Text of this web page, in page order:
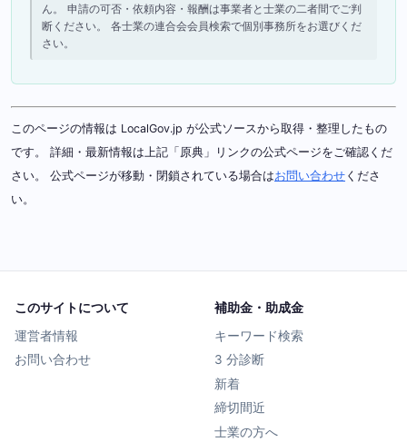
ん。 申請の可否・依頼内容・報酬は事業者と士業の二者間でご判
断ください。 各士業の連合会会員検索で個別事務所をお選びくだ
さい。
このページの情報は LocalGov.jp が公式ソースから取得・整理したもの
です。 詳細・最新情報は上記「原典」リンクの公式ページをご確認くだ
さい。 公式ページが移動・閉鎖されている場合はお問い合わせ くださ
い。
このサイトについて
運営者情報
お問い合わせ
補助金・助成金
キーワード検索
3 分診断
新着
締切間近
士業の方へ